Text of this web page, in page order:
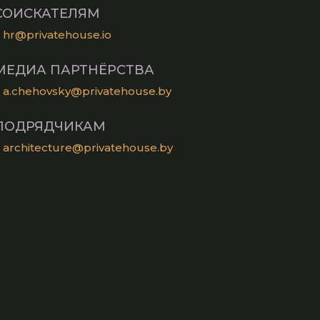
hr@privatehouse.io
ПАРТНЁРСТВА
a.chehovsky@privatehouse.by
architecture@privatehouse.by